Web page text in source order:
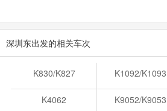
深圳东出发的相关车次
K830/K827 K1092/K1093
K4062 K9052/K9053